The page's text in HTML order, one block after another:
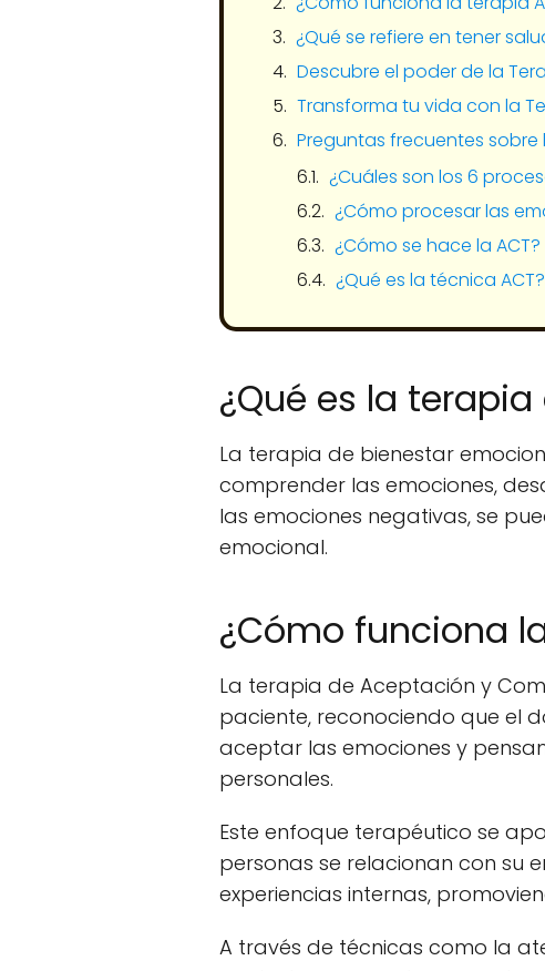
¿Qué se refiere en tener
Descubre el poder de la
Transforma tu vida con la
Preguntas frecuentes
¿Cuáles son los 6
¿Cómo procesar las
¿Cómo se hace la ACT?
¿Qué es la técnica ACT?
¿Qué es la
La terapia de bienestar
comprender las emociones,
las emociones negativas, se
emocional.
¿Cómo funciona
La terapia de Aceptación y
paciente, reconociendo que el
aceptar las emociones y
personales.
Este enfoque terapéutico se
personas se relacionan con su
experiencias internas,
A través de técnicas como la